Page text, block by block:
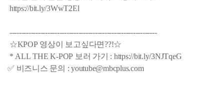
https://bit.ly/3WwT2El
--------------------------------------------------------------
☆KPOP 영상이 보고싶다면??!☆
* ALL THE K-POP 보러 가기 : https://bit.ly/3NJTqeG
✅ 비즈니스 문의 : youtube@mbcplus.com